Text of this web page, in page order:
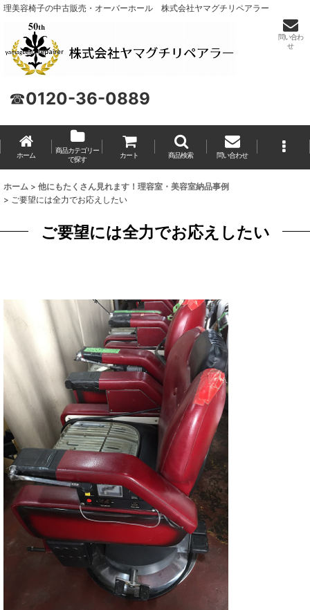
理美容椅子の中古販売・オーバーホール 株式会社ヤマグチリペアラー
☎0120-36-0889
問い合わ
せ
ホーム
商品カテゴリー
で探す
カート 商品検索 問い合わせ
ホーム > 他にもたくさん見れます！理容室・美容室納品事例
> ご要望には全力でお応えしたい
ご要望には全力でお応えしたい